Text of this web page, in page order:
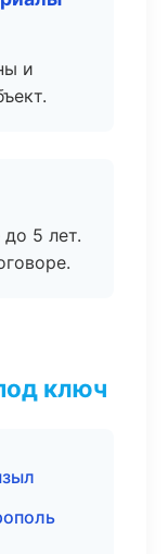
и
5 лет.
ключ